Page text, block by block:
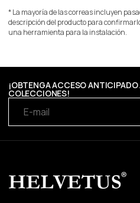
* La mayoría de las correas incluyen
descripción del producto para
una herramienta para la instalación.
¡OBTENGA ACCESO ANTICIPADO
COLECCIONES!